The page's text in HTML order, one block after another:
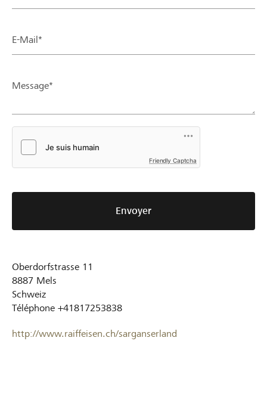
E-Mail*
Message*
Friendly Captcha
Envoyer
Oberdorfstrasse 11
8887 Mels
Schweiz
Téléphone +41817253838
http://www.raiffeisen.ch/sarganserland